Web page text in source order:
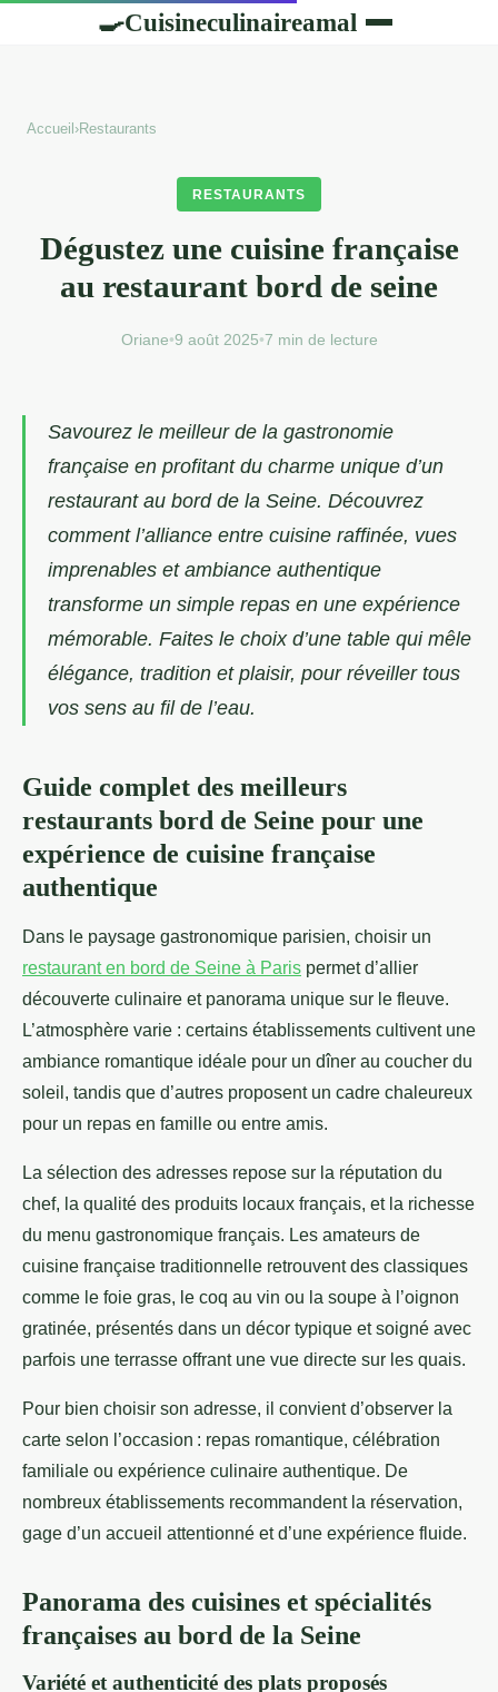
🍳Cuisineculinaireamal
Accueil ›Restaurants
RESTAURANTS
Dégustez une cuisine française
au restaurant bord de seine
Oriane•9 août 2025•7 min de lecture
Savourez le meilleur de la gastronomie
française en profitant du charme unique d’un
restaurant au bord de la Seine. Découvrez
comment l’alliance entre cuisine raffinée, vues
imprenables et ambiance authentique
transforme un simple repas en une expérience
mémorable. Faites le choix d’une table qui mêle
élégance, tradition et plaisir, pour réveiller tous
vos sens au fil de l’eau.
Guide complet des meilleurs
restaurants bord de Seine pour une
expérience de cuisine française
authentique
Dans le paysage gastronomique parisien, choisir un
restaurant en bord de Seine à Paris permet d’allier
découverte culinaire et panorama unique sur le fleuve.
L’atmosphère varie : certains établissements cultivent une
ambiance romantique idéale pour un dîner au coucher du
soleil, tandis que d’autres proposent un cadre chaleureux
pour un repas en famille ou entre amis.
La sélection des adresses repose sur la réputation du
chef, la qualité des produits locaux français, et la richesse
du menu gastronomique français. Les amateurs de
cuisine française traditionnelle retrouvent des classiques
comme le foie gras, le coq au vin ou la soupe à l’oignon
gratinée, présentés dans un décor typique et soigné avec
parfois une terrasse offrant une vue directe sur les quais.
Pour bien choisir son adresse, il convient d’observer la
carte selon l’occasion : repas romantique, célébration
familiale ou expérience culinaire authentique. De
nombreux établissements recommandent la réservation,
gage d’un accueil attentionné et d’une expérience fluide.
Panorama des cuisines et spécialités
françaises au bord de la Seine
Variété et authenticité des plats proposés